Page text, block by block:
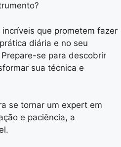
que prometem fazer
diária e no seu
se para descobrir
sua técnica e
se tornar um expert em
e paciência, a